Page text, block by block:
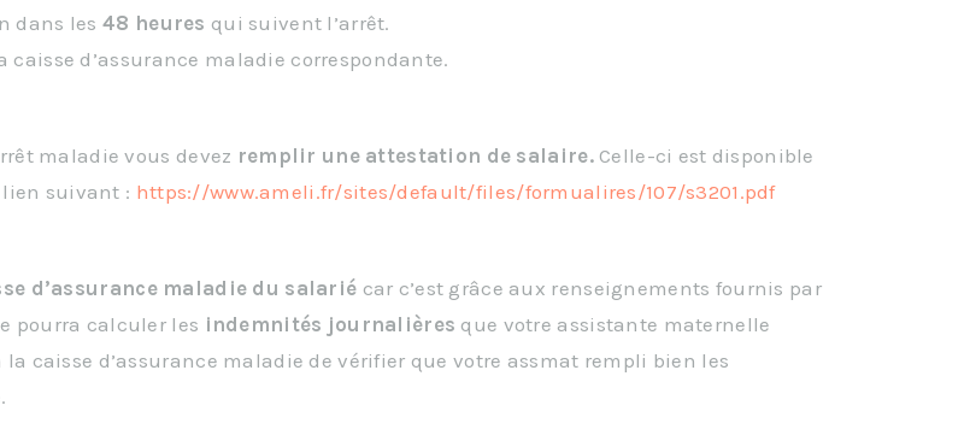
dans les48 heures qui suivent l’arrêt.
d’assurance maladie correspondante.
maladie vous devez remplir une attestation de salaire.Celle-ci est disponible
lien suivant : https://www.ameli.fr/sites/default/files/formualires/107/s3201.pdf
d’assurance maladie du salarié car c’est grâce aux renseignements fournis par
pourra calculer les indemnités journalières que votre assistante maternelle
caisse d’assurance maladie de vérifier que votre assmat rempli bien les